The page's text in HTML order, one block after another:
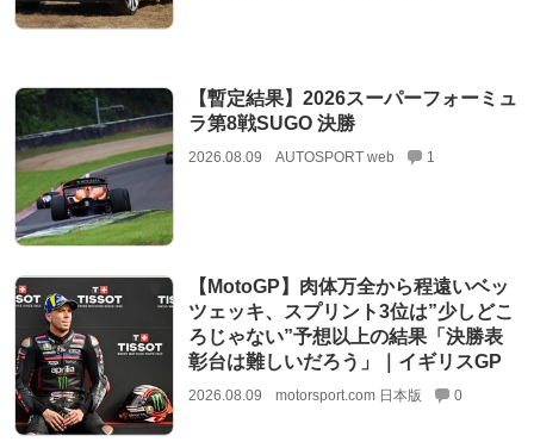
【暫定結果】2026スーパーフォーミュ
ラ第8戦SUGO 決勝
2026.08.09 AUTOSPORT web 1
【MotoGP】肉体万全から程遠いベッ
ツェッキ、スプリント3位は”少しどこ
ろじゃない”予想以上の結果「決勝表
彰台は難しいだろう」｜イギリスGP
2026.08.09 motorsport.com 日本版 0